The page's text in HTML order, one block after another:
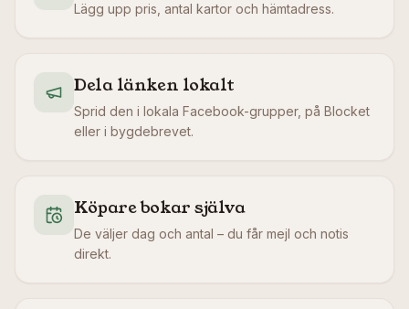
Lägg upp pris, antal kartor och hämtadress.
Dela länken lokalt
Sprid den i lokala Facebook-grupper, på Blocket
eller i bygdebrevet.
Köpare bokar själva
De väljer dag och antal – du får mejl och notis
direkt.